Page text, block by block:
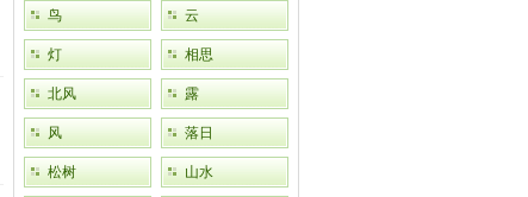
鸟 云
灯 相思
北风 露
风 落日
松树 山水